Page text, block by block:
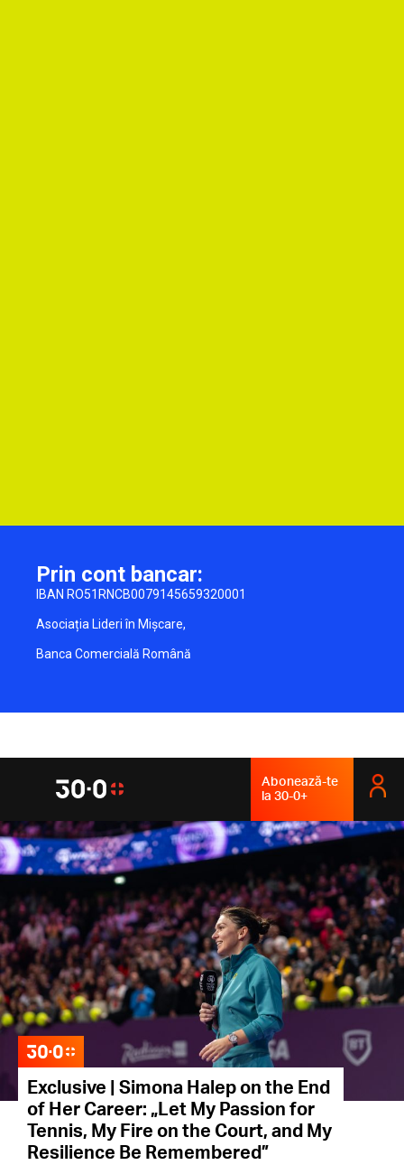
Prin cont bancar:
IBAN RO51RNCB0079145659320001
Asociația Lideri în Mișcare,
Banca Comercială Română
Abonează-te
la 30-0+
Exclusive | Simona Halep on the End
of Her Career: „Let My Passion for
Tennis, My Fire on the Court, and My
Resilience Be Remembered”